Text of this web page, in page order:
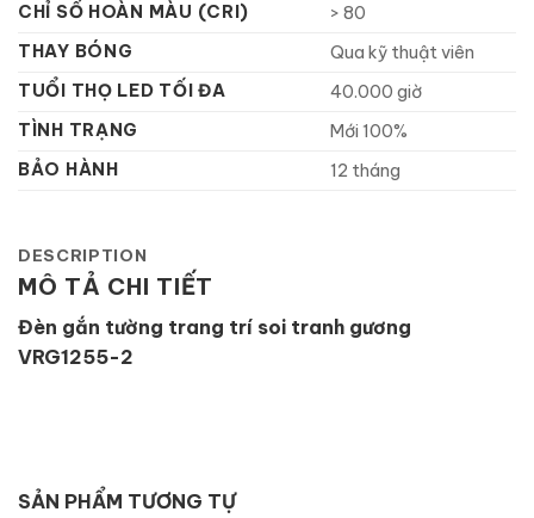
CHỈ SỐ HOÀN MÀU (CRI)
> 80
THAY BÓNG
Qua kỹ thuật viên
TUỔI THỌ LED TỐI ĐA
40.000 giờ
TÌNH TRẠNG
Mới 100%
BẢO HÀNH
12 tháng
DESCRIPTION
MÔ TẢ CHI TIẾT
Đèn gắn tường trang trí soi tranh gương
VRG1255-2
SẢN PHẨM TƯƠNG TỰ